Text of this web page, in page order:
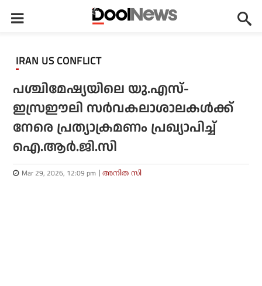
IRAN US CONFLICT
പശ്ചിമേഷ്യയിലെ യു.എസ്-
ഇസ്രഈലി സര്‍വകലാശാലകള്‍ക്ക്
നേരെ പ്രത്യാക്രമണം പ്രഖ്യാപിച്ച്
ഐ.ആര്‍.ജി.സി
Mar 29, 2026, 12:09 pm അനിത സി